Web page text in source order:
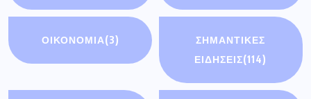
ΟΙΚΟΝΟΜΊΑ(3)
ΣΗΜΑΝΤΙΚΈΣ
ΕΙΔΉΣΕΙΣ(114)